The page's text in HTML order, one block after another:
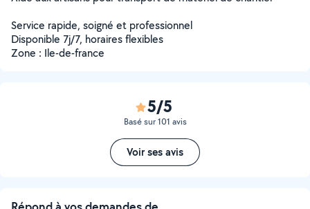
Service rapide, soigné et professionnel
Disponible 7j/7, horaires flexibles
Zone : Ile-de-france
5/5
Basé sur 101 avis
Voir ses avis